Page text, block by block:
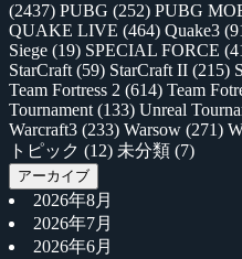
(2437) PUBG (252) PUBG
QUAKE LIVE (464) Quake3
Siege (19) SPECIAL FORCE
StarCraft (59) StarCraft II (215)
Team Fortress 2 (614) Team
Tournament (133) Unreal
Warcraft3 (233) Warsow (271)
トピック (12) 未分類 (7)
アーカイブ
2026年8月
2026年7月
2026年6月